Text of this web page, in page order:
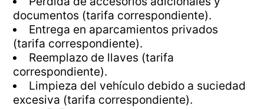
documentos (tarifa correspondiente).
Entrega en aparcamientos privados
(tarifa correspondiente).
Reemplazo de llaves (tarifa
correspondiente).
Limpieza del vehículo debido a suciedad
excesiva (tarifa correspondiente).